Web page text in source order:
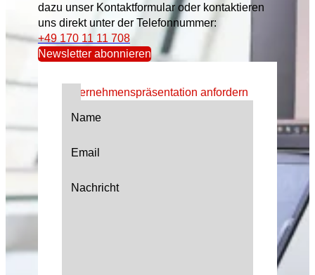
dazu unser Kontaktformular oder kontaktieren
uns direkt unter der Telefonnummer:
+49 170 11 11 708
Newsletter abonnieren
Unternehmenspräsentation anfordern